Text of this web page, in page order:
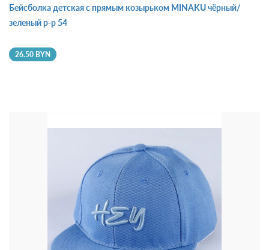
Бейсболка детская с прямым козырьком MINAKU чёрный/
зеленый р-р 54
26.50 BYN